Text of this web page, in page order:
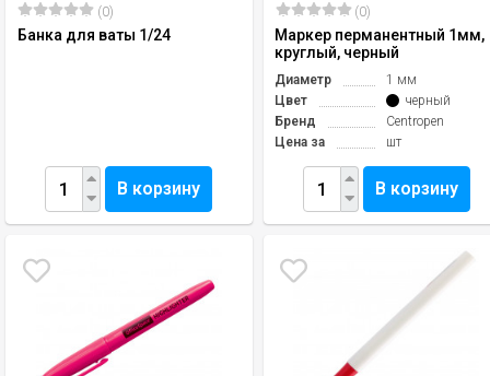
(0)
Банка для ваты 1/24
В корзину
(0)
Маркер перманентный 1мм,
круглый, черный
Диаметр
1 мм
Цвет
черный
Бренд
Centropen
Цена за
шт
В корзину